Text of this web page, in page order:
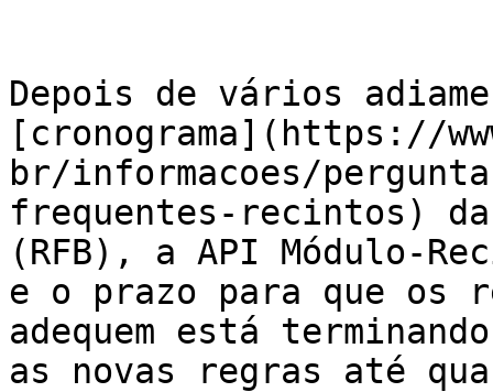
Depois de vários
[cronograma](https://
br/informacoes/
frequentes-recintos)
(RFB), a API Módulo-
e o prazo para que os
adequem está
as novas regras até